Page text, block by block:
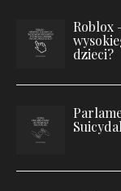
Roblox
dzieci?